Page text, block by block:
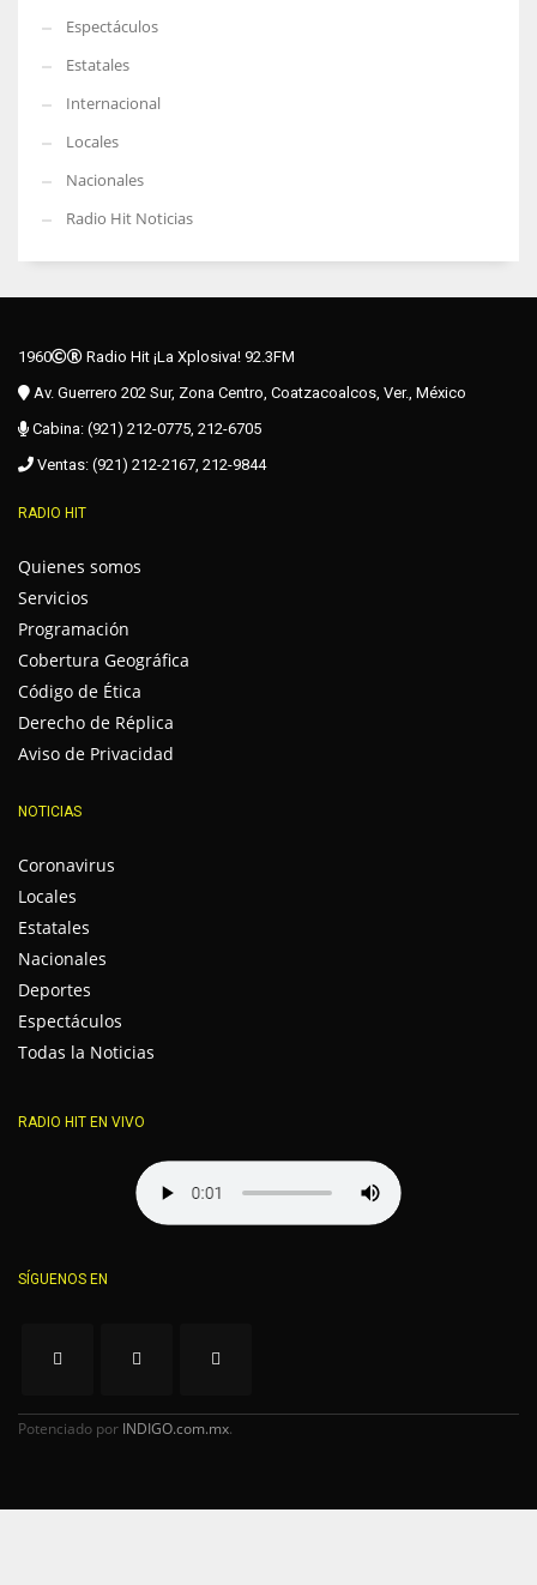
Espectáculos
Estatales
Internacional
Locales
Nacionales
Radio Hit Noticias
1960
Radio Hit ¡La Xplosiva! 92.3FM
Av. Guerrero 202 Sur, Zona Centro, Coatzacoalcos, Ver., México
Cabina: (921) 212-0775, 212-6705
Ventas: (921) 212-2167, 212-9844
RADIO HIT
Quienes somos
Servicios
Programación
Cobertura Geográfica
Código de Ética
Derecho de Réplica
Aviso de Privacidad
NOTICIAS
Coronavirus
Locales
Estatales
Nacionales
Deportes
Espectáculos
Todas la Noticias
RADIO HIT EN VIVO
SÍGUENOS EN
Potenciado por INDIGO.com.mx.